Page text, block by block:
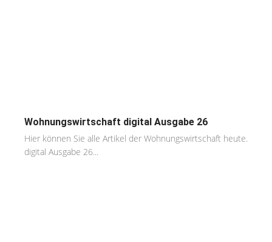
Wohnungswirtschaft digital Ausgabe 26
Hier können Sie alle Artikel der Wohnungswirtschaft heute.
digital Ausgabe 26...